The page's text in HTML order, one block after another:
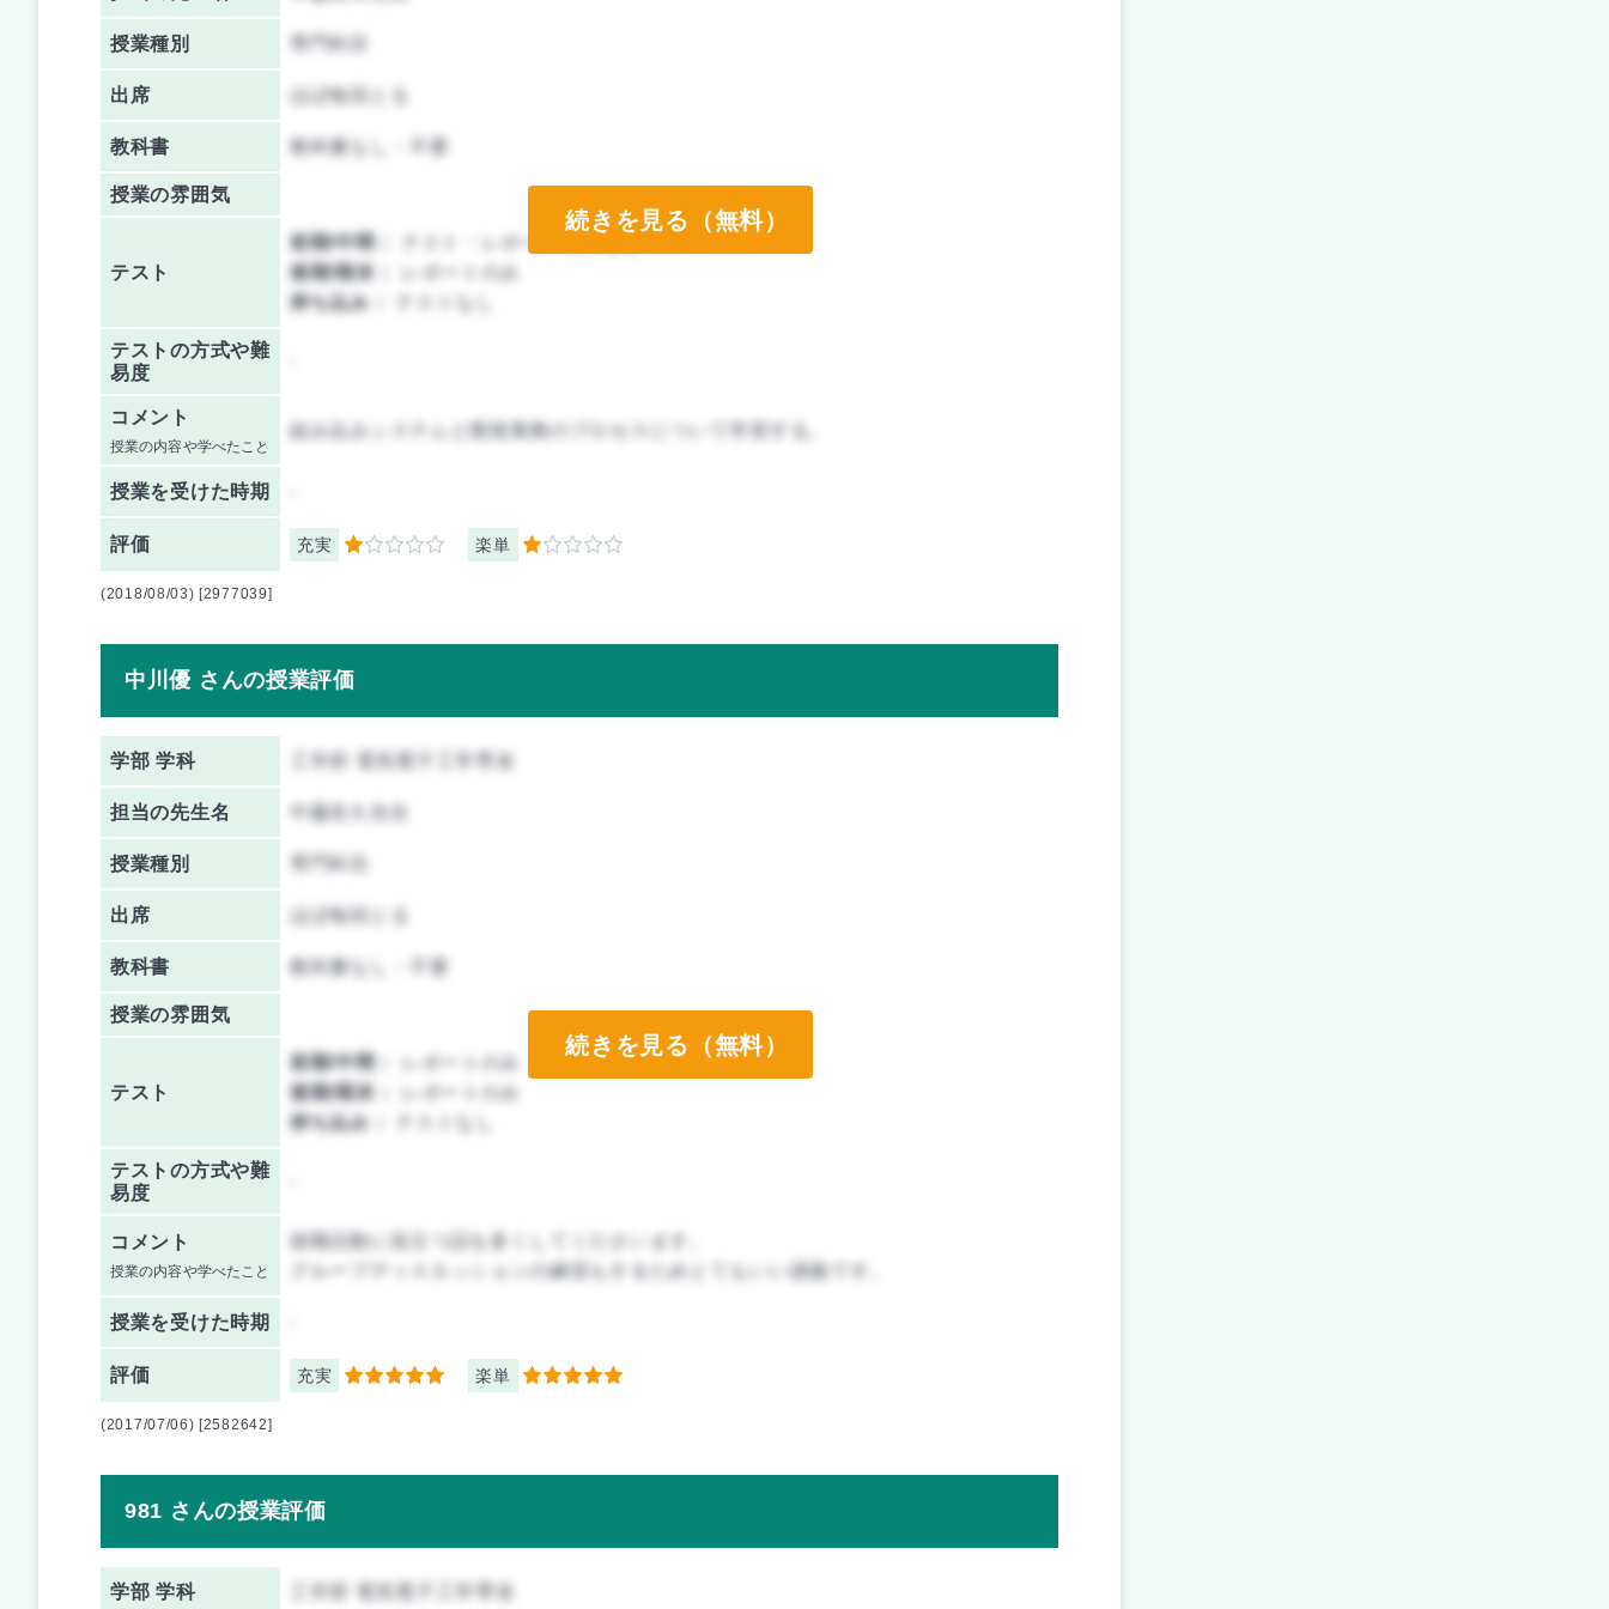
授業種別 専門科目
出席 ほぼ毎回とる
教科書 教科書なし・不要
授業の雰囲気
テスト
前期/中間：
後期/期末：
レポートのみ
持ち込み：
テストの方式や難
易度
コメント
授業の内容や学べたこと
組み込みシステムと開発業務のプロセスについて学習する。
授業を受けた時期
評価 充実 1 楽単 1
続きを見る（無料）
(2018/08/03) [2977039]
中川優 さんの授業評価
学部 学科
担当の先生名 中藤良久先生
授業種別 専門科目
出席 ほぼ毎回とる
教科書 教科書なし・不要
授業の雰囲気
テスト
前期/中間：
レポートのみ
後期/期末：
レポートのみ
持ち込み：
テストの方式や難
易度
コメント
授業の内容や学べたこと
就職活動に役立つ話を多くしてくださいます。
グループディスカッションの練習もするためとてもいい講義です。
授業を受けた時期
評価 充実 5 楽単 5
続きを見る（無料）
(2017/07/06) [2582642]
981 さんの授業評価
学部 学科